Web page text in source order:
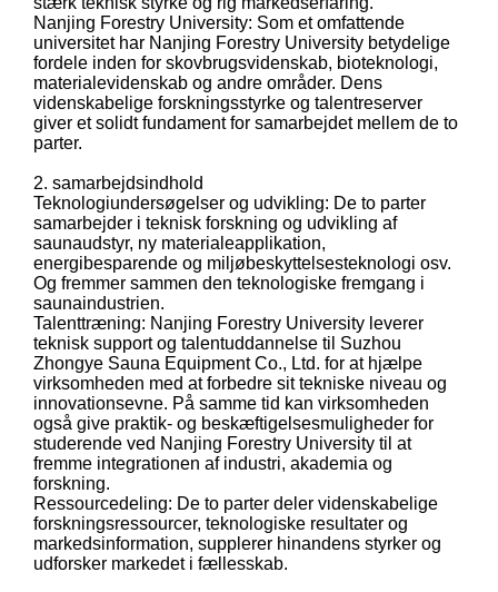
Nanjing Forestry University: Som et omfattende
universitet har Nanjing Forestry University betydelige
fordele inden for skovbrugsvidenskab, bioteknologi,
materialevidenskab og andre områder. Dens
videnskabelige forskningsstyrke og talentreserver
giver et solidt fundament for samarbejdet mellem de to
parter.
2. samarbejdsindhold
Teknologiundersøgelser og udvikling: De to parter
samarbejder i teknisk forskning og udvikling af
saunaudstyr, ny materialeapplikation,
energibesparende og miljøbeskyttelsesteknologi osv.
Og fremmer sammen den teknologiske fremgang i
saunaindustrien.
Talenttræning: Nanjing Forestry University leverer
teknisk support og talentuddannelse til Suzhou
Zhongye Sauna Equipment Co., Ltd. for at hjælpe
virksomheden med at forbedre sit tekniske niveau og
innovationsevne. På samme tid kan virksomheden
også give praktik- og beskæftigelsesmuligheder for
studerende ved Nanjing Forestry University til at
fremme integrationen af ​​industri, akademia og
forskning.
Ressourcedeling: De to parter deler videnskabelige
forskningsressourcer, teknologiske resultater og
markedsinformation, supplerer hinandens styrker og
udforsker markedet i fællesskab.